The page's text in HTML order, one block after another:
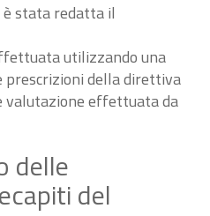
stata redatta il
utilizzando una
della direttiva
valutazione effettuata da
delle
del